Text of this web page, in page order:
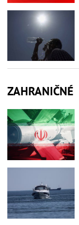
ZAHRANIČNÉ